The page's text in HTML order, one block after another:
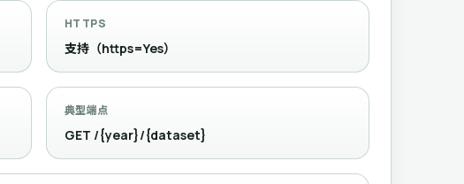
HTTPS
支持（https=Yes）
典型端点
GET /{year}/{dataset}